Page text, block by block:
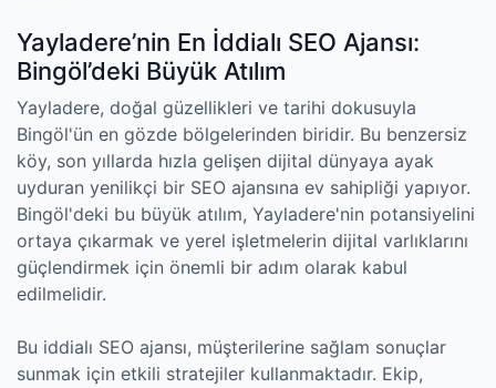
Yayladere’nin En İddialı SEO Ajansı:
Bingöl’deki Büyük Atılım
Yayladere, doğal güzellikleri ve tarihi dokusuyla
Bingöl'ün en gözde bölgelerinden biridir. Bu benzersiz
köy, son yıllarda hızla gelişen dijital dünyaya ayak
uyduran yenilikçi bir SEO ajansına ev sahipliği yapıyor.
Bingöl'deki bu büyük atılım, Yayladere'nin potansiyelini
ortaya çıkarmak ve yerel işletmelerin dijital varlıklarını
güçlendirmek için önemli bir adım olarak kabul
edilmelidir.
Bu iddialı SEO ajansı, müşterilerine sağlam sonuçlar
sunmak için etkili stratejiler kullanmaktadır. Ekip,